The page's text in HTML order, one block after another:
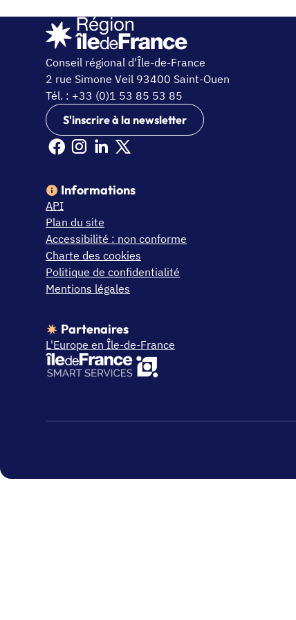
Conseil régional d'Île-de-France
2 rue Simone Veil 93400 Saint-Ouen
Tél. : +33 (0)1 53 85 53 85
S'inscrire à la newsletter
Facebook Ile de France (nouvelle fenêtre)
Instagram Ile de France (nouvelle fenêtre)
Linkedin Ile de France (nouvelle fenêtre)
X Ile de France (nouvelle fenêtre)
Informations
API
Plan du site
Accessibilité : non conforme
Charte des cookies
Politique de confidentialité
Mentions légales
Partenaires
L'Europe en Île-de-France